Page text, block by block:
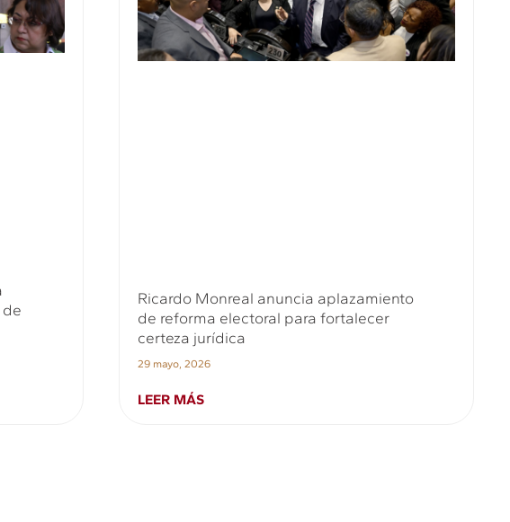
Ricardo Monreal anuncia aplazamiento
de reforma electoral para fortalecer
certeza jurídica
29 mayo, 2026
LEER MÁS